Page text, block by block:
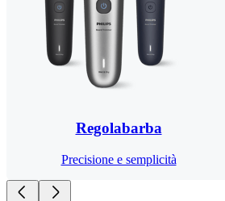
Regolabarba
Precisione e semplicità